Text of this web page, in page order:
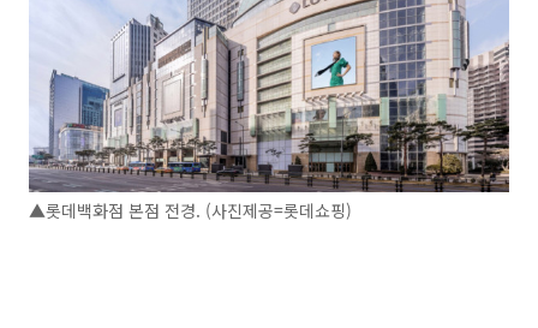
▲롯데백화점 본점 전경. (사진제공=롯데쇼핑)